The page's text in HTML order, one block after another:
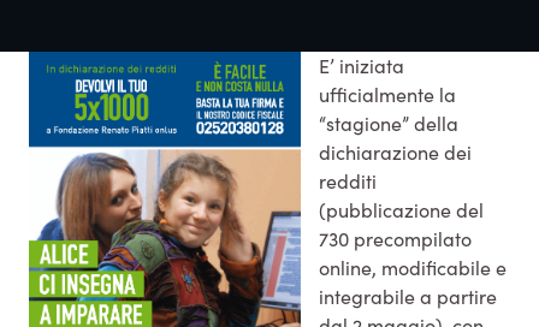
E’ iniziata
ufficialmente la
“stagione” della
dichiarazione dei
redditi
(pubblicazione del
730 precompilato
online, modificabile e
integrabile a partire